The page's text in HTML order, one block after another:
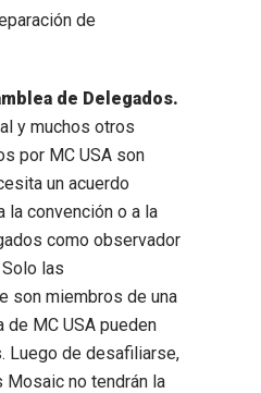
de
de Delegados.
y muchos otros
por MC USA son
un acuerdo
la convención o a la
como observador
las
son miembros de una
de MC USA pueden
Luego de desafiliarse,
Mosaic no tendrán la